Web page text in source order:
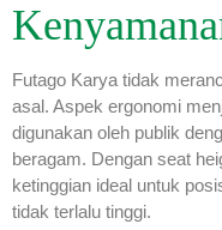
Futago Karya tidak
asal. Aspek ergonomi
digunakan oleh publik
beragam. Dengan seat
ketinggian ideal untuk
tidak terlalu tinggi.